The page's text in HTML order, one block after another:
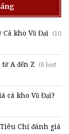
kho Vũ Đại (10
A đến Z (8 lượt
cá kho Vũ Đại?
Chí đánh giá